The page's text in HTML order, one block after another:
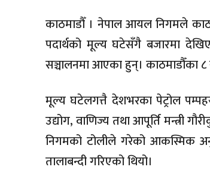
काठमाडौँ । नेपाल आयल निगमले
पदार्थको मूल्य घटेसँगै बजारमा
सञ्चालनमा आएका हुन्। काठमाडौँका ८
मूल्य घटेलगत्तै देशभरका पेट्रोल
उद्योग, वाणिज्य तथा आपूर्ति मन्त्री
निगमको टोलीले गरेको आकस्मिक
तालाबन्दी गरिएको थियो।